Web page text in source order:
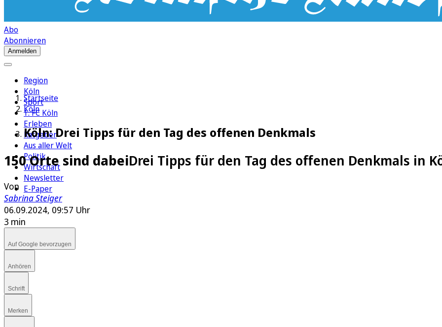
Abo
Abonnieren
Anmelden
Region
Köln
Sport
1. FC Köln
Erleben
Ratgeber
Aus aller Welt
Politik
Wirtschaft
Newsletter
E-Paper
Startseite
Köln
Köln: Drei Tipps für den Tag des offenen Denkmals
150 Orte sind dabeiDrei Tipps für den Tag des offenen Denkmals in
Von
Sabrina Steiger
06.09.2024, 09:57 Uhr
3 min
Auf Google bevorzugen
Anhören
Schrift
Merken